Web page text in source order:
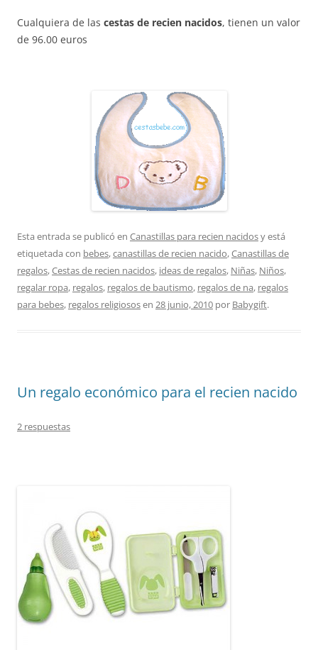
Cualquiera de las cestas de recien nacidos, tienen un valor
de 96.00 euros
Esta entrada se publicó en Canastillas para recien nacidosy está
etiquetada con bebes,canastillas de recien nacido,Canastillas de
regalos,Cestas de recien nacidos, ideas de regalos, Niñas, Niños,
regalar ropa, regalos, regalos de bautismo, regalos de na, regalos
para bebes, regalos religiososen 28 junio, 2010 por Babygift.
Un regalo económico para el recien nacido
2 respuestas